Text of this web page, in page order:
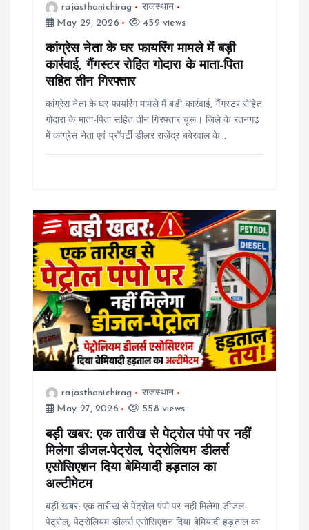
rajasthanichirag
राजस्थान
May 29, 2026
459 views
कांग्रेस नेता के घर फायरिंग मामले में बड़ी
कार्रवाई, गैंगस्टर रोहित गोदारा के माता-पिता
सहित तीन गिरफ्तार
कांग्रेस नेता के घर फायरिंग मामले में बड़ी कार्रवाई, गैंगस्टर रोहित
गोदारा के माता-पिता सहित तीन गिरफ्तार चूरू। जिले के रतनगढ़
में कांग्रेस नेता एवं प्रॉपर्टी डीलर राजेंद्र बबेरवाल के…
rajasthanichirag
राजस्थान
May 27, 2026
558 views
बड़ी खबर: एक तारीख से पेट्रोल पंपो पर नहीं
मिलेगा डीजल-पेट्रोल, पेट्रोलियम डीलर्स
एसोसिएशन दिया बेमियादी हड़ताल का
अल्टीमेटम
बड़ी खबर: एक तारीख से पेट्रोल पंपो पर नहीं मिलेगा डीजल-
पेट्रोल, पेट्रोलियम डीलर्स एसोसिएशन दिया बेमियादी हड़ताल का